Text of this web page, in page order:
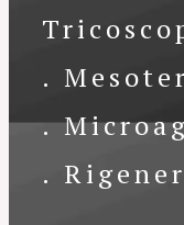
.
.
.